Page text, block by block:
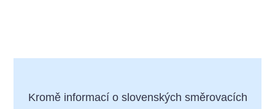
Kromě informací o slovenských směrovacích